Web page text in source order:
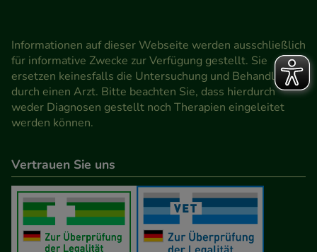
Informationen auf dieser Webseite werden ausschließlich
für informative Zwecke zur Verfügung gestellt. Sie
ersetzen keinesfalls die Untersuchung und Behandlung
durch einen Arzt. Bitte beachten Sie, dass hierdurch
weder Diagnosen gestellt noch Therapien eingeleitet
werden können.
Vertrauen Sie uns